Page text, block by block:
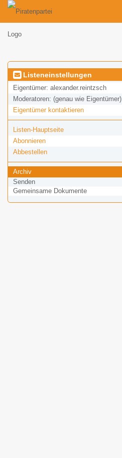
Listeneinstellungen
Eigentümer: alexander.reintzsch
Moderatoren: (genau wie Eigentümer)
Eigentümer kontaktieren
Listen-Hauptseite
Abonnieren
Abbestellen
Archiv
Senden
Gemeinsame Dokumente